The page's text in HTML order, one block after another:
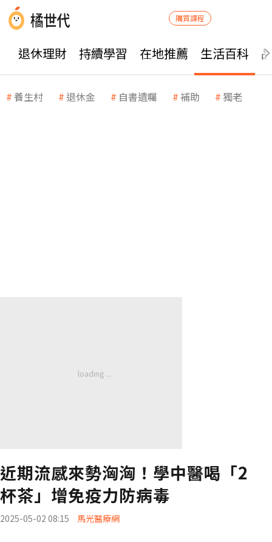
購買課程
退休理財 持續學習 在地推薦 生活百科
養生村 退休金 自書遺囑 補助 獨老
近期流感來勢洶洶！學中醫喝「2
杯茶」增免疫力防病毒
2025-05-02 08:15 馬光醫療網